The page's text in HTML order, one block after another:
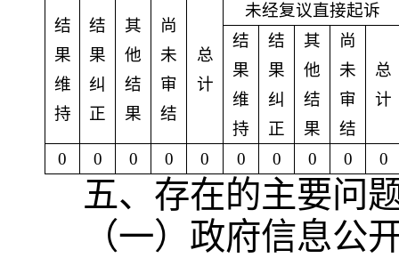
结
果
维
持
结
果
纠
正
其
他
结
果
尚
未
审
结
总
计
未经复议直接起诉
结
果
维
持
结
果
纠
正
其
他
结
果
尚
未
审
结
总
计
0 0 0 0 0 0 0 0 0 0
五、存在的主要问
（一）政府信息公